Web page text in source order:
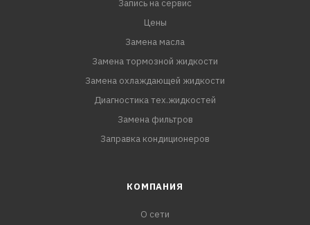
Запись на сервис
Цены
Замена масла
Замена тормозной жидкости
Замена охлаждающей жидкости
Диагностика тех.жидкостей
Замена фильтров
Заправка кондиционеров
КОМПАНИЯ
О сети